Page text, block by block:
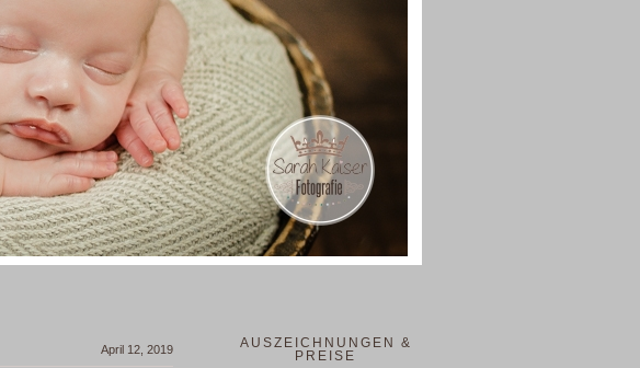
April 12, 2019
AUSZEICHNUNGEN &
PREISE